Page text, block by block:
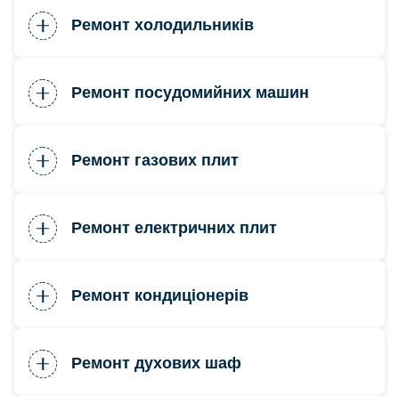
Ремонт холодильників
Ремонт посудомийних машин
Ремонт газових плит
Ремонт електричних плит
Ремонт кондиціонерів
Ремонт духових шаф